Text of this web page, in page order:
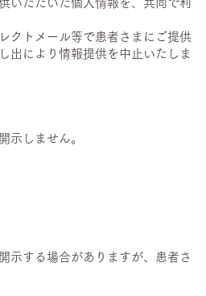
いただいた個人情報を、共同で利
クトメール等で患者さまにご提供
出により情報提供を中止いたしま
示しません。
示する場合がありますが、患者さ